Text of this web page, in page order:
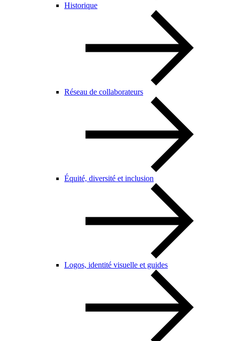
Historique
Réseau de collaborateurs
Équité, diversité et inclusion
Logos, identité visuelle et guides